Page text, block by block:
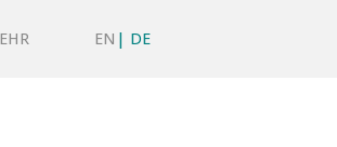
EN DE